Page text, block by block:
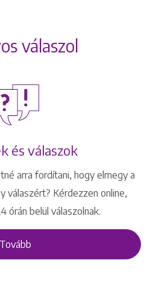
válaszol
és válaszok
arra fordítani, hogy elmegy a
válaszért? Kérdezzen online,
órán belül válaszolnak.
Tovább